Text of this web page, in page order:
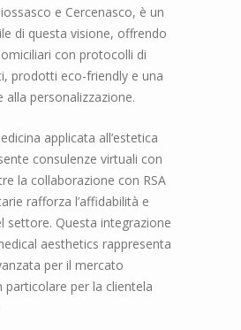
e Cercenasco, è un
di questa visione, offrendo
con protocolli di
prodotti eco-friendly e una
personalizzazione.
applicata all’estetica
consulenze virtuali con
la collaborazione con RSA
rafforza l’affidabilità e
settore. Questa integrazione
aesthetics rappresenta
per il mercato
particolare per la clientela